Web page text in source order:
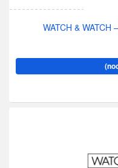
WATCH & WATCH